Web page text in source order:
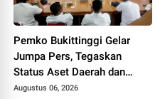
Pemko Bukittinggi Gelar
Jumpa Pers, Tegaskan
Status Aset Daerah dan
Klarifikasi Lahan di Kawasan
Augustus 06, 2026